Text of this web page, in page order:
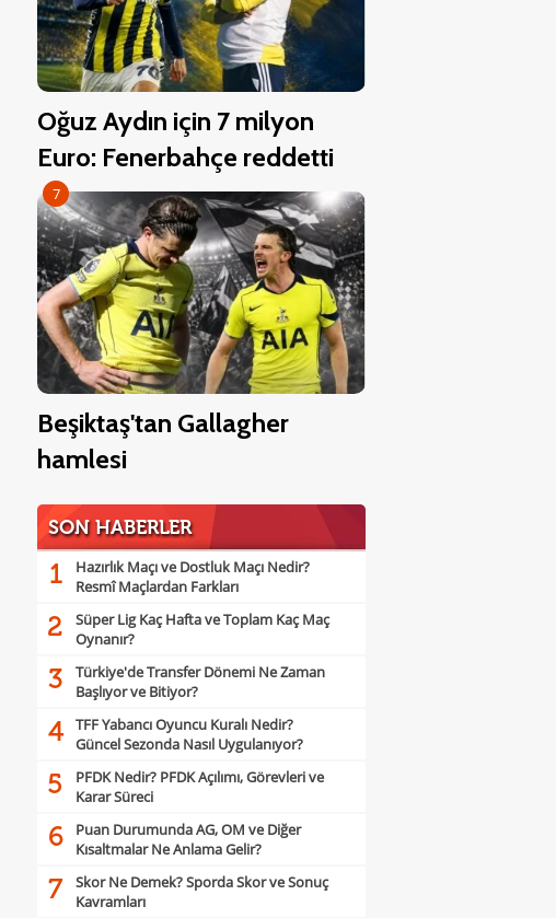
Oğuz Aydın için 7 milyon
Euro: Fenerbahçe reddetti
7
Beşiktaş'tan Gallagher
hamlesi
SON HABERLER
1
Hazırlık Maçı ve Dostluk Maçı Nedir?
Resmî Maçlardan Farkları
2
Süper Lig Kaç Hafta ve Toplam Kaç Maç
Oynanır?
3
Türkiye'de Transfer Dönemi Ne Zaman
Başlıyor ve Bitiyor?
4
TFF Yabancı Oyuncu Kuralı Nedir?
Güncel Sezonda Nasıl Uygulanıyor?
5
PFDK Nedir? PFDK Açılımı, Görevleri ve
Karar Süreci
6
Puan Durumunda AG, OM ve Diğer
Kısaltmalar Ne Anlama Gelir?
7
Skor Ne Demek? Sporda Skor ve Sonuç
Kavramları